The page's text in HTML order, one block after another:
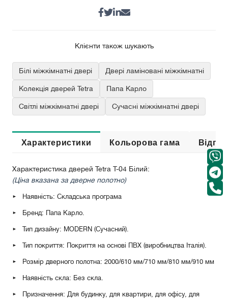
Клієнти також шукають
Білі міжкімнатні двері Двері ламіновані міжкімнатні
Колекція дверей Tetra Папа Карло
Світлі міжкімнатні двері Сучасні міжкімнатні двері
Характеристики Кольорова гама
Характеристика дверей Tetra Т-04 Білий:
(Ціна вказана за дверне полотно)
Наявність: Складська програма
Бренд: Папа Карло.
Тип дизайну: MODERN (Сучасний).
Тип покриття: Покриття на основі ПВХ (виробництва Італія).
Розмір дверного полотна: 2000/610 мм/710 мм/810 мм/910 мм
Наявність скла: Без скла.
Призначення: Для будинку, для квартири, для офісу, для